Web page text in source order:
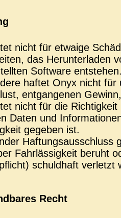
nicht für etwaige
das Herunterladen
Software
haftet Onyx nicht
entgangenen
nicht für die
Daten und
gegeben ist.
Haftungsausschluss
Fahrlässigkeit beruht
schuldhaft verletzt
Recht